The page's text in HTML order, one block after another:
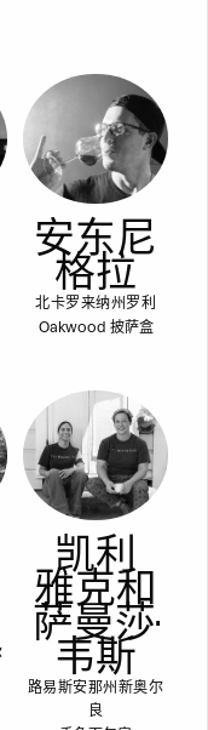
安东尼
格拉
北卡罗来纳州罗利
Oakwood 披萨盒
凯利
雅克和
萨曼莎·
韦斯
路易斯安那州新奥尔
良